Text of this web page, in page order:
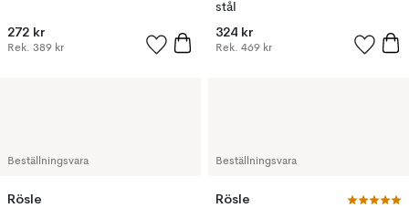
272 kr
Rek. 389 kr
stål
324 kr
Rek. 469 kr
Beställningsvara
Rösle
Beställningsvara
Rösle